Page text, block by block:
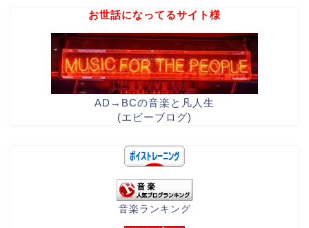
お世話になってるサイト様
AD→BCの音楽と凡人生
(エビーブログ)
音楽ランキング